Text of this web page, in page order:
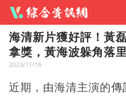
海清新片獲好評！黃
拿獎，黃海波躲角落
2023/11/16
近期，由海清主演的傳